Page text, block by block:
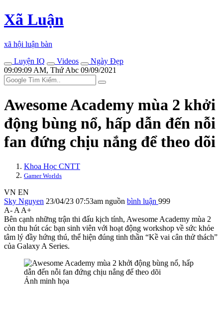
Xã Luận
xã hội luận bàn
Luyện IQ
Videos
Ngày Đẹp
09:09:09 AM, Thứ Abc 09/09/2021
Awesome Academy mùa 2 khởi
động bùng nổ, hấp dẫn đến nỗi
fan đứng chịu nắng để theo dõi
Khoa Học CNTT
Gamer Worlds
VN EN
Sky Nguyen 23/04/23 07:53am nguồn bình luận 999
A- A A+
Bên cạnh những trận thi đấu kịch tính, Awesome Academy mùa 2
còn thu hút các bạn sinh viên với hoạt động workshop về sức khỏe
tâm lý đầy hứng thú, thể hiện đúng tinh thần “Kề vai cân thử thách”
của Galaxy A Series.
Ảnh minh họa